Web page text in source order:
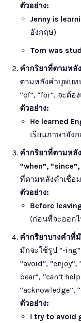
ตัวอย่าง:
Jenny is
อังกฤษ)
Tom was
คำกริยาที่ตามหลั
ตามหลังคำบุพบทบ
“of”, “for”, จะต้
ตัวอย่าง:
He learned
เรียนภาษาอัง
คำกริยาที่ตามหลั
“when”,
ที่ตามหลังคำเชื่อ
ตัวอย่าง:
Before
(ก่อนที่จะออก
คำกริยาบางคำที่
มักจะใช้รูป “-
“avoid”, “enjoy”,
bear”, “can’t
“acknowledge”,
ตัวอย่าง:
I try to avoid